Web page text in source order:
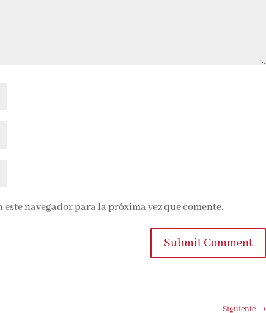
navegador para la próxima vez que comente.
Submit Comment
Siguiente→